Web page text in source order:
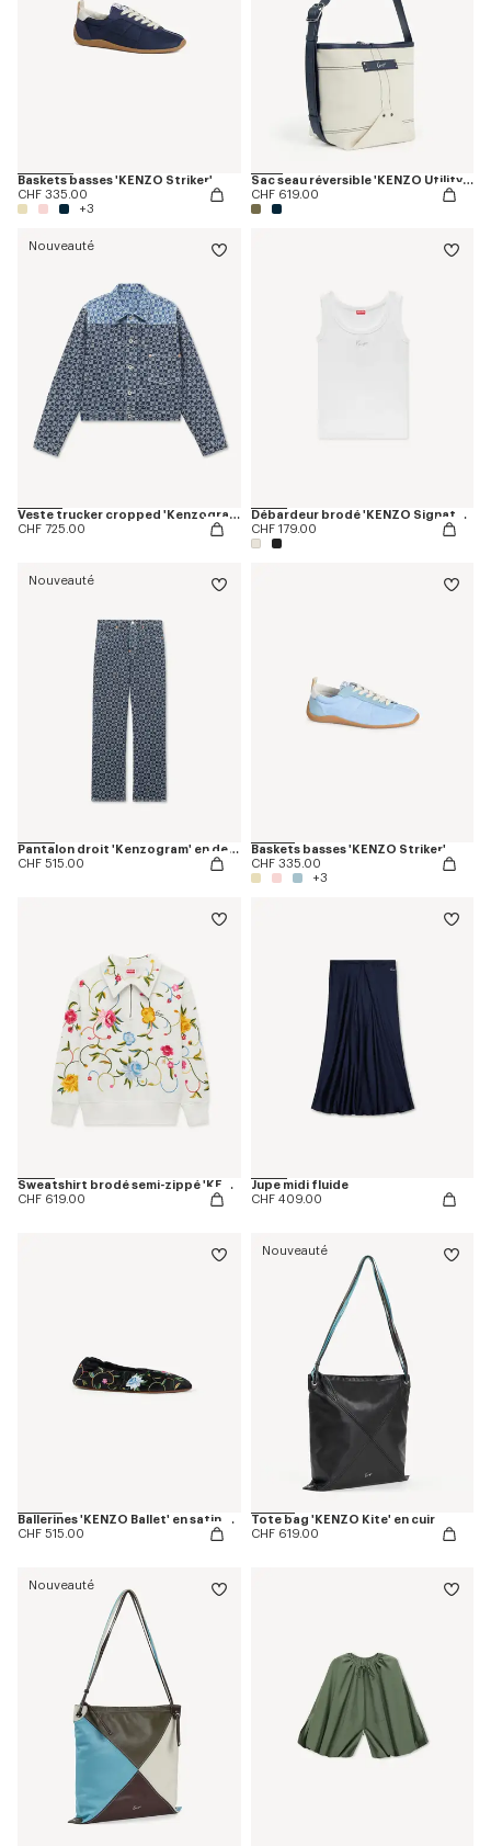
Baskets basses 'KENZO Striker'
CHF 335.00
+3
Sac seau réversible 'KENZO Utility' en toile et cuir
CHF 619.00
Nouveauté
Veste trucker cropped 'Kenzogram' en denim japonais
CHF 725.00
Débardeur brodé 'KENZO Signature' en coton
CHF 179.00
Nouveauté
Pantalon droit 'Kenzogram' en denim japonais
CHF 515.00
Baskets basses 'KENZO Striker'
CHF 335.00
+3
Sweatshirt brodé semi-zippé 'KENZO Wildflower' en coton
CHF 619.00
Jupe midi fluide
CHF 409.00
Ballerines 'KENZO Ballet' en satin brodé
CHF 515.00
Nouveauté
Tote bag 'KENZO Kite' en cuir
CHF 619.00
Nouveauté